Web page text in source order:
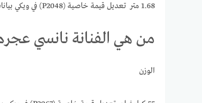
1.68 متر تعديل قيمة خاصية (P2048) في ويكي بيانات
من هي الفنانة نانسي
الوزن